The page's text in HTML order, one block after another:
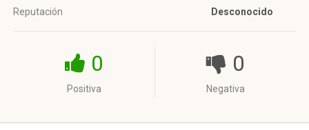
Reputación Desconocido
0
Positiva
0
Negativa